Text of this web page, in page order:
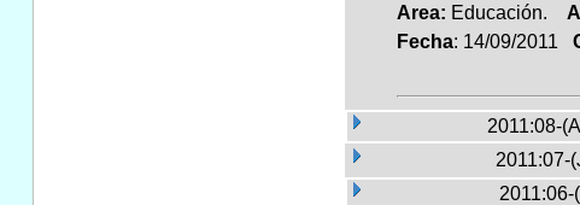
Area: Educación.
Fecha: 14/09/2011
2011:08-
2011:07-
2011:06-